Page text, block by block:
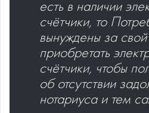
есть в наличии
счётчики, то
вынуждены за свой
приобретать
счётчики, чтобы
об отсутствии
нотариуса и тем